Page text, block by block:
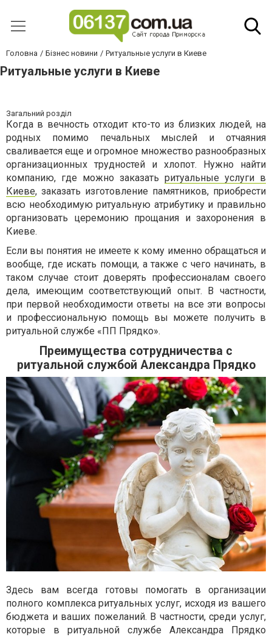
Головна Бізнес новини Ритуальные услуги в Киеве
Ритуальные услуги в Киеве
Загальний розділ
Когда в вечность отходит кто-то из близких людей, на
родных помимо печальных мыслей и отчаяния
сваливается еще и огромное множество разнообразных
организационных трудностей и хлопот. Нужно найти
компанию, где можно заказать ритуальные услуги в
Киеве, заказать изготовление памятников, приобрести
всю необходимую ритуальную атрибутику и правильно
организовать церемонию прощания и захоронения в
Киеве.
Если вы понятия не имеете к кому именно обращаться и
вообще, где искать помощи, а также с чего начинать, в
таком случае стоит доверять профессионалам своего
дела, имеющим соответствующий опыт. В частности,
при первой необходимости ответы на все эти вопросы
и профессиональную помощь вы можете получить в
ритуальной службе «ПП Прядко».
Преимущества сотрудничества с
ритуальной службой Александра Прядко
Здесь вам всегда готовы помогать в организации
полного комплекса ритуальных услуг, исходя из вашего
бюджета и ваших пожеланий. В частности, среди услуг,
которые в ритуальной службе Александра Прядко